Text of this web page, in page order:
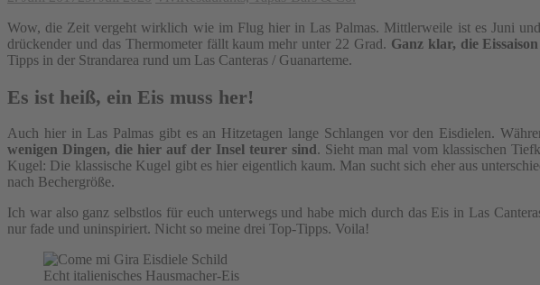
Wow, die Zeit vergeht wirklich wie im Flug hier in Las Palmas. Mittlerweile ist es Juni
drückender und das Thermometer fällt kaum mehr unter 22 Grad. Ganz klar, die
Tipps in der Strandarea rund um Las Canteras / Guanarteme.
Es ist heiß, ein Eis muss her!
Auch hier in Las Palmas gibt es an Hitzetagen lange Schlangen vor den Eisdielen.
wenigen Dingen, die hier auf der Insel teurer sind. Sieht man mal vom klassischen
Kugel: Die klassische Kugel gibt es hier eigentlich kaum. Man sucht sich eher aus
nach Bechergröße.
Ich war also ganz selbstlos für euch unterwegs und habe mich durch das Eis in Las
nur fade und uninspiriert. Nicht so meine drei Top-Tipps. Voila!
Echt italienisches Hausmacher-Eis